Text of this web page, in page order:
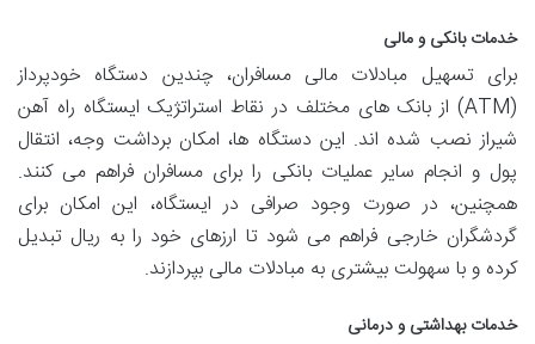
خدمات بانکی و مالی
برای تسهیل مبادلات مالی مسافران، چندین دستگاه خودپرداز
(ATM) از بانک های مختلف در نقاط استراتژیک ایستگاه راه آهن
شیراز نصب شده اند. این دستگاه ها، امکان برداشت وجه، انتقال
پول و انجام سایر عملیات بانکی را برای مسافران فراهم می کنند.
همچنین، در صورت وجود صرافی در ایستگاه، این امکان برای
گردشگران خارجی فراهم می شود تا ارزهای خود را به ریال تبدیل
کرده و با سهولت بیشتری به مبادلات مالی بپردازند.
خدمات بهداشتی و درمانی